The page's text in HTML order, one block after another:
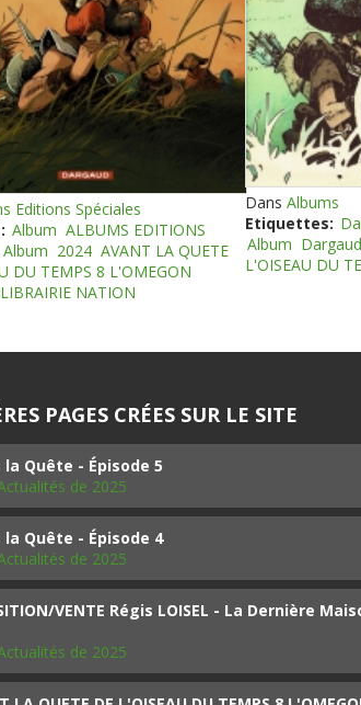
Editions Spéciales
Album ALBUMS EDITIONS
Album 2024 AVANT LA QUETE
DU TEMPS 8 L'OMEGON
NATION
Dans Albums
Etiquettes:
Album Dargaud
L'OISEAU DU
PAGES CRÉES SUR LE SITE
la Quête - Épisode 5
de 2025
la Quête - Épisode 4
de 2025
VENTE Régis LOISEL - La Dernière
de 2025